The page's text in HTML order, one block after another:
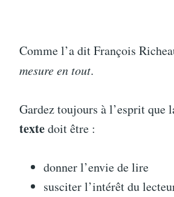
Comme l’a dit François
mesure en tout.
Gardez toujours à l’esprit que
textedoit être :
donner l’envie de lire
susciter l’intérêt du